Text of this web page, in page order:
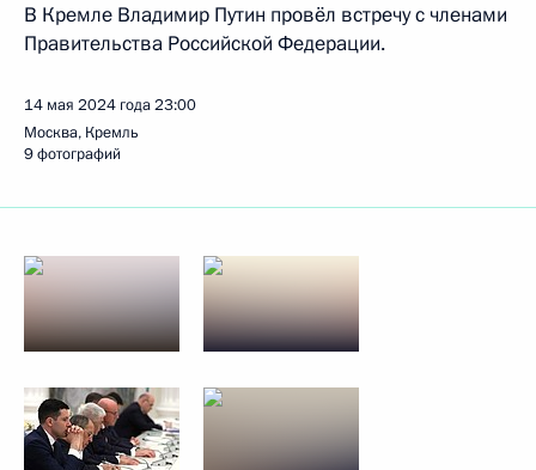
В Кремле Владимир Путин провёл встречу с членами
Правительства Российской Федерации.
14 мая 2024 года23:00
Москва, Кремль
9 фотографий